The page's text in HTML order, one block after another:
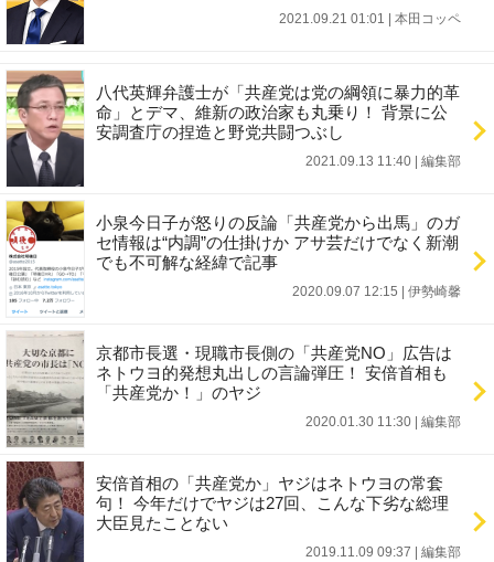
2021.09.21 01:01 本田コッペ
八代英輝弁護士が「共産党は党の綱領に暴力的革
命」とデマ、維新の政治家も丸乗り！ 背景に公
安調査庁の捏造と野党共闘つぶし
2021.09.13 11:40 編集部
小泉今日子が怒りの反論「共産党から出馬」のガ
セ情報は“内調”の仕掛けか アサ芸だけでなく新潮
でも不可解な経緯で記事
2020.09.07 12:15 伊勢崎馨
京都市長選・現職市長側の「共産党NO」広告は
ネトウヨ的発想丸出しの言論弾圧！ 安倍首相も
「共産党か！」のヤジ
2020.01.30 11:30 編集部
安倍首相の「共産党か」ヤジはネトウヨの常套
句！ 今年だけでヤジは27回、こんな下劣な総理
大臣見たことない
2019.11.09 09:37 編集部